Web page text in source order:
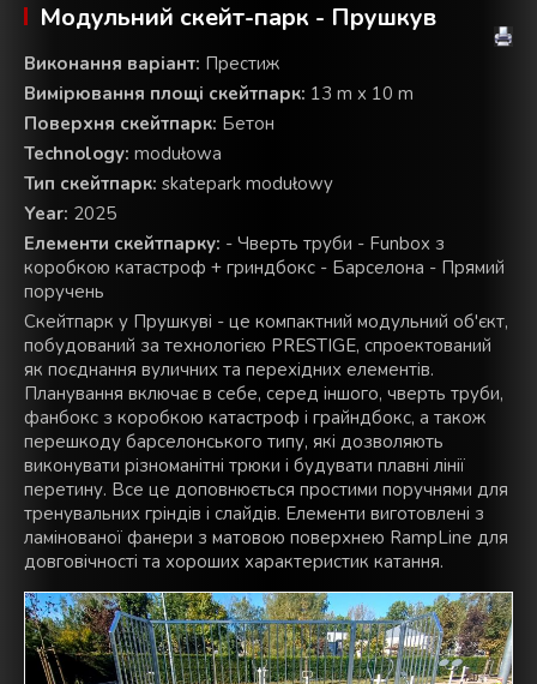
Модульний скейт-парк - Прушкув
Виконання варіант: Престиж
Вимірювання площі скейтпарк: 13 m x 10 m
Поверхня скейтпарк: Бетон
Technology: modułowa
Тип скейтпарк: skatepark modułowy
Year: 2025
Елементи скейтпарку: - Чверть труби - Funbox з
коробкою катастроф + гриндбокс - Барселона - Прямий
поручень
Скейтпарк у Прушкуві - це компактний модульний об'єкт,
побудований за технологією PRESTIGE, спроектований
як поєднання вуличних та перехідних елементів.
Планування включає в себе, серед іншого, чверть труби,
фанбокс з коробкою катастроф і грайндбокс, а також
перешкоду барселонського типу, які дозволяють
виконувати різноманітні трюки і будувати плавні лінії
перетину. Все це доповнюється простими поручнями для
тренувальних гріндів і слайдів. Елементи виготовлені з
ламінованої фанери з матовою поверхнею RampLine для
довговічності та хороших характеристик катання.